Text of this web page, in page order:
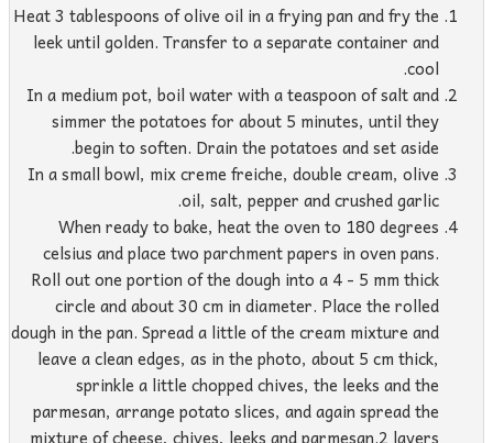
Heat 3 tablespoons of olive oil in a frying pan and fry the
leek until golden. Transfer to a separate container and
cool.
In a medium pot, boil water with a teaspoon of salt and
simmer the potatoes for about 5 minutes, until they
begin to soften. Drain the potatoes and set aside.
In a small bowl, mix creme freiche, double cream, olive
oil, salt, pepper and crushed garlic.
When ready to bake, heat the oven to 180 degrees
celsius and place two parchment papers in oven pans.
Roll out one portion of the dough into a 4 - 5 mm thick
circle and about 30 cm in diameter. Place the rolled
dough in the pan. Spread a little of the cream mixture and
leave a clean edges, as in the photo, about 5 cm thick,
sprinkle a little chopped chives, the leeks and the
parmesan, arrange potato slices, and again spread the
mixture of cheese, chives, leeks and parmesan.2 layers